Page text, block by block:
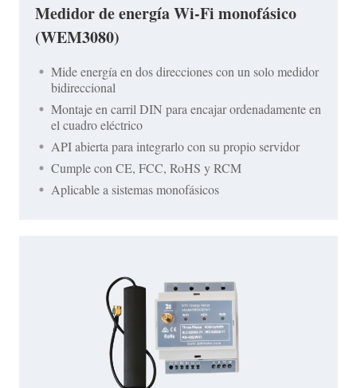
Medidor de energía Wi-Fi monofásico
(WEM3080)
Mide energía en dos direcciones con un solo medidor
bidireccional
Montaje en carril DIN para encajar ordenadamente en
el cuadro eléctrico
API abierta para integrarlo con su propio servidor
Cumple con CE, FCC, RoHS y RCM
Aplicable a sistemas monofásicos